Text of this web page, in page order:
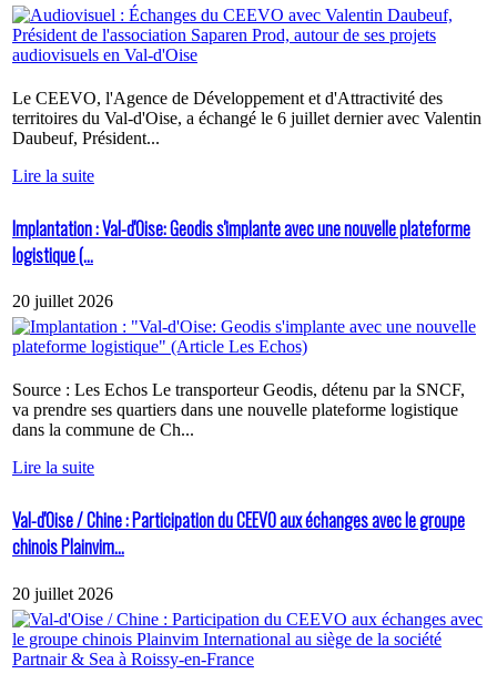
Le CEEVO, l'Agence de Développement et d'Attractivité des
territoires du Val-d'Oise, a échangé le 6 juillet dernier avec Valentin
Daubeuf, Président...
Lire la suite
Implantation : Val-d'Oise: Geodis s'implante avec une nouvelle plateforme
logistique (...
20 juillet 2026
Source : Les Echos Le transporteur Geodis, détenu par la SNCF,
va prendre ses quartiers dans une nouvelle plateforme logistique
dans la commune de Ch...
Lire la suite
Val-d'Oise / Chine : Participation du CEEVO aux échanges avec le groupe
chinois Plainvim...
20 juillet 2026